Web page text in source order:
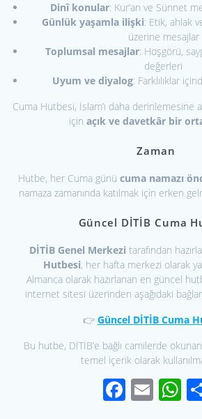
Dinî konular: Kur’an ve Sünnet
Günlük yaşamla ilişki: Etik, ahlak
üzerine mesajlar
Toplumsal mesajlar: Hoşgörü,
değerleri
Uyum ve diyalog: Farklılıklar
Cuma Hutbesi, İslam’ı daha derinlemesine
için açık ve davetkâr bir
Zaman
Hutbe, her Cuma günü cuma namazı
namaza zamanında katılmak için erken
Güncel DİTİB Cuma
DİTİB Genel Merkezi tarafından
Hutbesi, her hafta merkezi olarak
Almanca olarak hazırlanan en güncel
internet sitesi üzerinden aşağıdaki
👉 Güncel DİTİB Cuma
Bu hutbe, DİTİB’e bağlı camilerde
temel içerik olarak
F E W